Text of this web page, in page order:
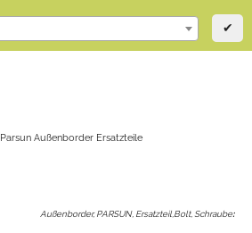
✔
Parsun Außenborder Ersatzteile
Außenborder, PARSUN, Ersatzteil,Bolt, Schraube: